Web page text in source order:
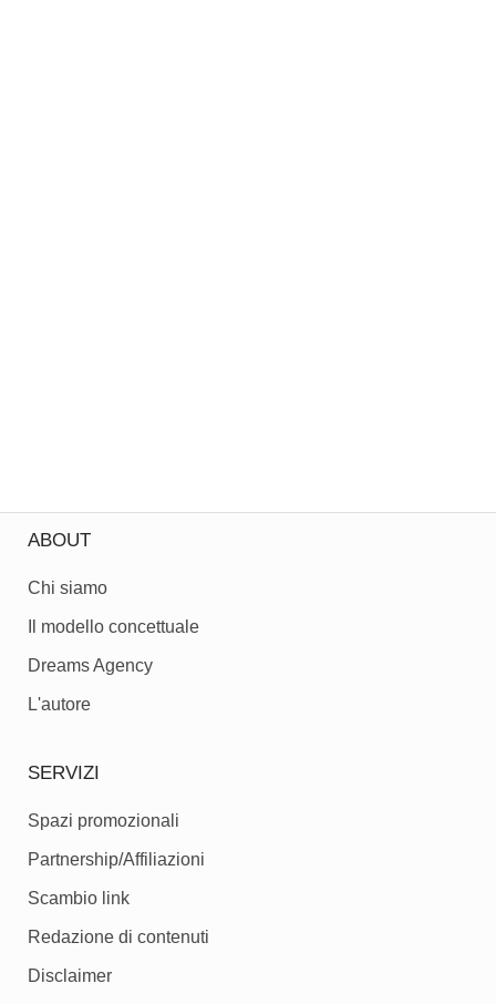
ABOUT
Chi siamo
Il modello concettuale
Dreams Agency
L'autore
SERVIZI
Spazi promozionali
Partnership/Affiliazioni
Scambio link
Redazione di contenuti
Disclaimer